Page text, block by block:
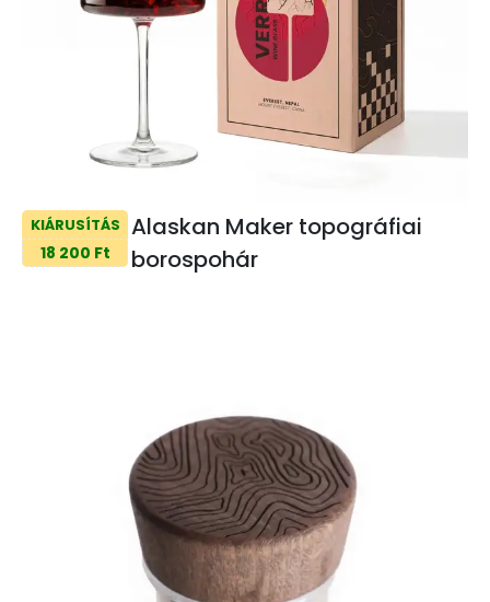
KIÁRUSÍTÁS
18 200 Ft
Alaskan Maker topográfiai
borospohár